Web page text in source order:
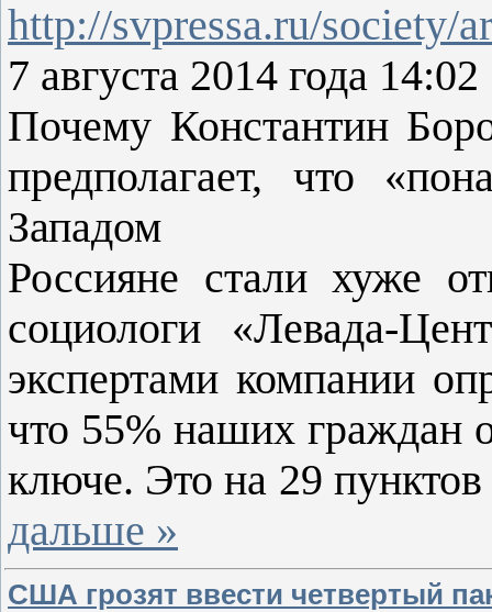
http://svpressa.ru/society/
7 августа 2014 года
Почему Константин
предполагает, что
Западом
Россияне стали хуже
социологи «Левада-
экспертами компании
что 55% наших граждан
ключе. Это на 29
дальше »
США грозят ввести четвертый